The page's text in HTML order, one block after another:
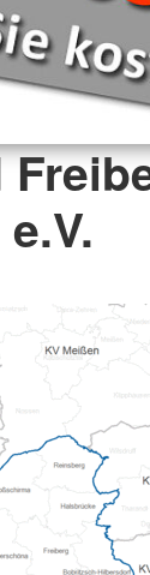
e.V.